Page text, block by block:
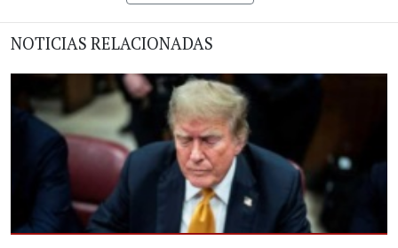
NOTICIAS RELACIONADAS